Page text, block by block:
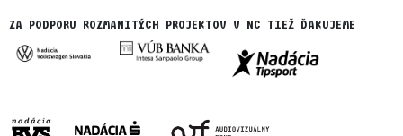
ZA PODPORU ROZMANITÝCH PROJEKTOV V NC TIEŽ ĎAKUJEME